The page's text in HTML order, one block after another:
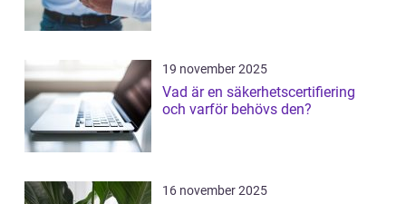
19 november 2025
Vad är en säkerhetscertifiering
och varför behövs den?
16 november 2025